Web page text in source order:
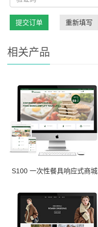
提交订单 重新填写
相关产品
S100 一次性餐具响应式商城